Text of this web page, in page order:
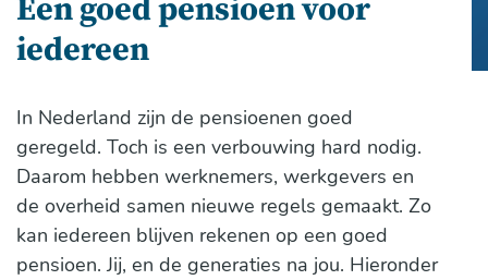
Een goed pensioen voor
iedereen
In Nederland zijn de pensioenen goed
geregeld. Toch is een verbouwing hard nodig.
Daarom hebben werknemers, werkgevers en
de overheid samen nieuwe regels gemaakt. Zo
kan iedereen blijven rekenen op een goed
pensioen. Jij, en de generaties na jou. Hieronder